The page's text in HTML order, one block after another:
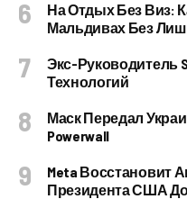
На Отдых Без Виз:
Мальдивах Без
Экс-Руководитель
Технологий
Маск Передал
Powerwall
Meta Восстановит
Президента США